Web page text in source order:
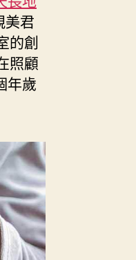
美君
的創
照顧
年歲